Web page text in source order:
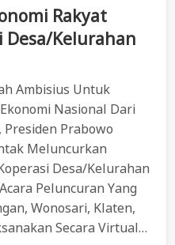
Rakyat
Desa/Kelurahan
Ambisius Untuk
Nasional Dari
Prabowo
Meluncurkan
Desa/Kelurahan
Peluncuran Yang
Wonosari, Klaten,
Secara Virtual…